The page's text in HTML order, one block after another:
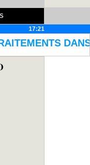
17:21
PRISONS